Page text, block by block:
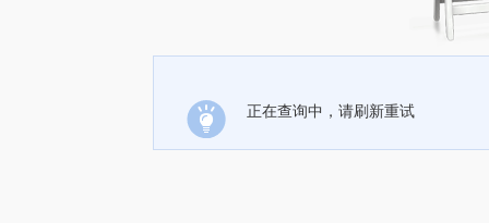
正在查询中，请刷新重试